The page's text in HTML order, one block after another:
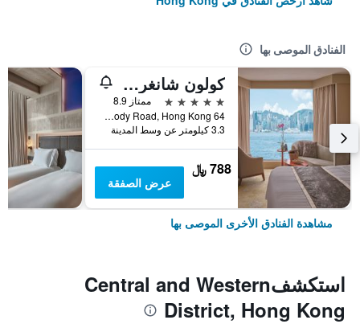
الفنادق الموصى بها
كولون شانغري- لا
5 نجوم
ممتاز 8.9
64 Mody Road, Hong Kong, هونغ كونغ
3.3 كيلومتر عن وسط المدينة
788 ﷼
عرض الصفقة
مشاهدة الفنادق الأخرى الموصى بها
استكشفCentral and Western
District, Hong Kong